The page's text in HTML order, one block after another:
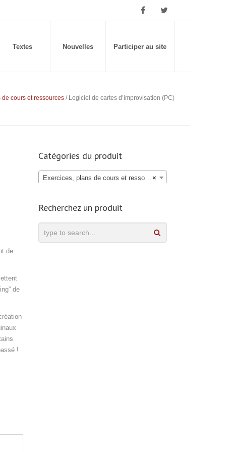
Textes Nouvelles Participer au site
cours et ressources / Logiciel de cartes d’improvisation (PC)
de
de
!
Catégories du produit
×
Exercices, plans de cours et ressources (14)
Recherchez un produit